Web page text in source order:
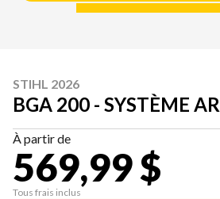
STIHL 2026
BGA 200 - SYSTÈME AR
À partir de
569,99 $
Tous frais inclus